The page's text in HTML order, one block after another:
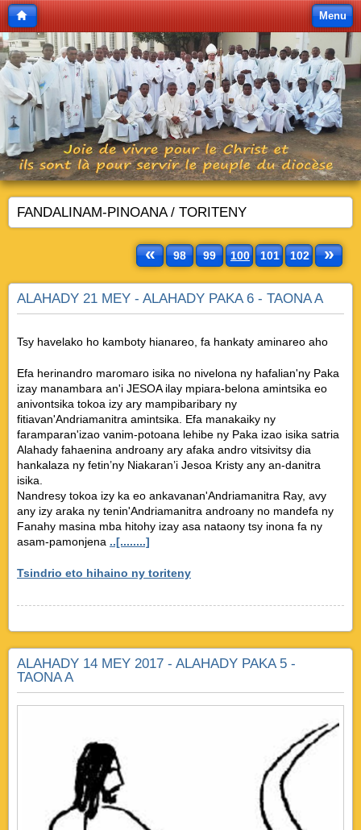
Menu
FANDALINAM-PINOANA / TORITENY
« 98 99 100 101 102 »
ALAHADY 21 MEY - ALAHADY PAKA 6 - TAONA A
Tsy havelako ho kamboty hianareo, fa hankaty aminareo aho
Efa herinandro maromaro isika no nivelona ny hafalian'ny Paka
izay manambara an'i JESOA ilay mpiara-belona amintsika eo
anivontsika tokoa izy ary mampibaribary ny
fitiavan'Andriamanitra amintsika. Efa manakaiky ny
faramparan'izao vanim-potoana lehibe ny Paka izao isika satria
Alahady fahaenina androany ary afaka andro vitsivitsy dia
hankalaza ny fetin’ny Niakaran’i Jesoa Kristy any an-danitra
isika.
Nandresy tokoa izy ka eo ankavanan'Andriamanitra Ray, avy
any izy araka ny tenin'Andriamanitra androany no mandefa ny
Fanahy masina mba hitohy izay asa nataony tsy inona fa ny
asam-pamonjena ..[........]
Tsindrio eto hihaino ny toriteny
ALAHADY 14 MEY 2017 - ALAHADY PAKA 5 -
TAONA A